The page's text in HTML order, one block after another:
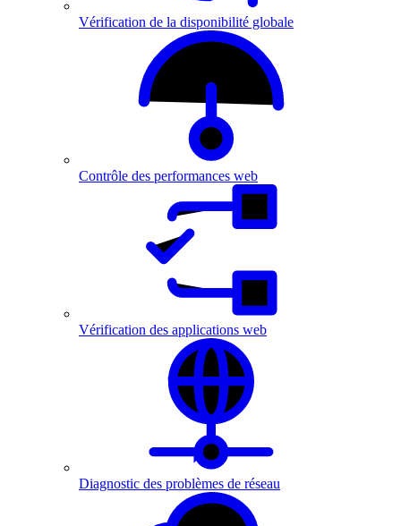
Vérification de la disponibilité globale
Contrôle des performances web
Vérification des applications web
Diagnostic des problèmes de réseau